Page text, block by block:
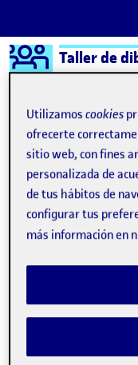
Saltar al contenido
Logo Ágora
Taller de
Semestre 20222 - Aula
1 Junio,
Publicado por
Maria Paula
Fecha
Utilizamoscookies
ofrecerte
sitio web, con fines
personalizada de
de tus hábitos de
configurar tus
más información en